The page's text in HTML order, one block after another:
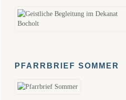
PFARRBRIEF SOMMER